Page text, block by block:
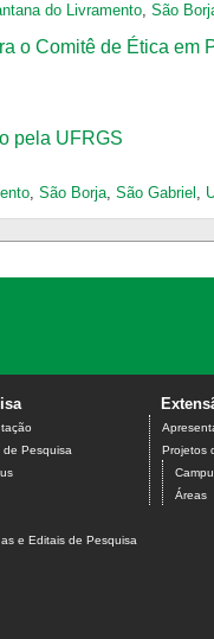
do Livramento, São
o Comitê de Ética em
pela UFRGS
, São Borja, São Gabriel ,
de Pesquisa
e Editais de Pesquisa
Projetos
Áreas